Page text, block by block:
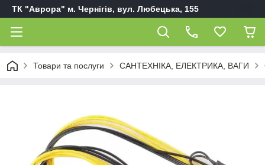
ТК "Аврора" м. Чернігів, вул. Любецька, 155
Товари та послуги САНТЕХНІКА, ЕЛЕКТРИКА, ВАГИ